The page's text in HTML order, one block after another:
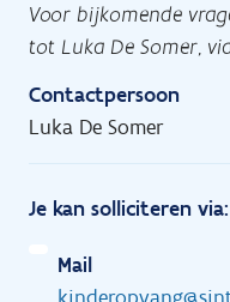
Voor bijkomende
tot Luka De Somer,
Contactpersoon
Luka De Somer
Je kan solliciteren via:
Mail